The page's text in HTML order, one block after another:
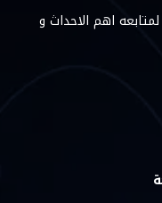
اهم الاحداث و